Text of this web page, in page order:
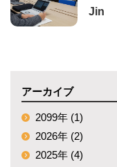
Jin
アーカイブ
2099年 (1)
2026年 (2)
2025年 (4)